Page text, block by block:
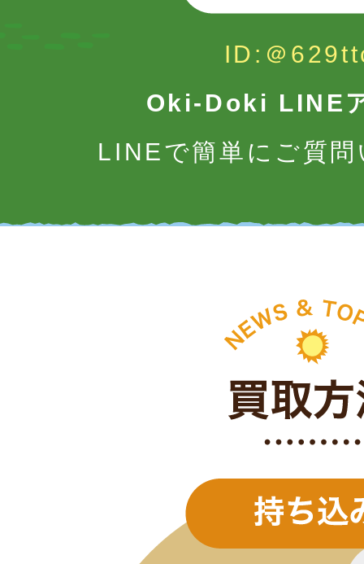
ID:＠
Oki-Doki LINE
LINEで簡単にご質